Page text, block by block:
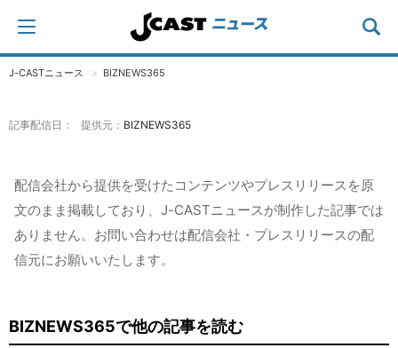
J-CASTニュース BIZNEWS365
記事配信日： 提供元： BIZNEWS365
配信会社から提供を受けたコンテンツやプレスリリースを原
文のまま掲載しており、J-CASTニュースが制作した記事では
ありません。お問い合わせは配信会社・プレスリリースの配
信元にお願いいたします。
BIZNEWS365で他の記事を読む